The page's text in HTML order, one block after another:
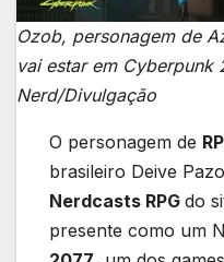
Ozob, personagem de
vai estar em Cyberpunk
Nerd/Divulgação
O personagem de
brasileiro Deive
Nerdcasts RPG do
presente como um